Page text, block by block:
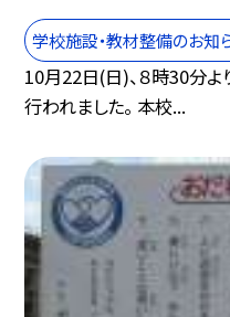
学校施設・教材整備のお知
10月22日(日)、８時30分
行われました。 本校...